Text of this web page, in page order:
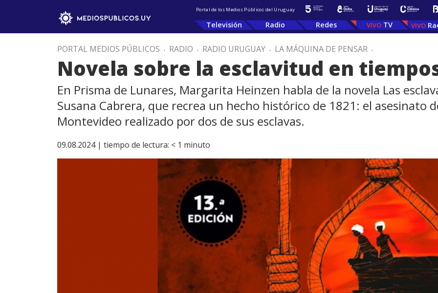
Portal de los Medios Públicos del Uruguay
Televisión Radio Redes TV
PORTAL MEDIOS PÚBLICOS . RADIO . RADIO URUGUAY . LA MÁQUINA DE PENSAR .
Novela sobre la esclavitud en
En Prisma de Lunares, Margarita Heinzen habla de la novela Las
Susana Cabrera, que recrea un hecho histórico de 1821: el asesinato
Montevideo realizado por dos de sus esclavas.
09.08.2024 | tiempo de lectura: < 1 minuto